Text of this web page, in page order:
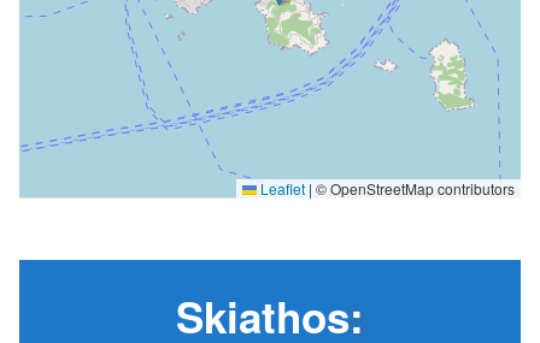
Leaflet | © OpenStreetMap contributors
Skiathos: